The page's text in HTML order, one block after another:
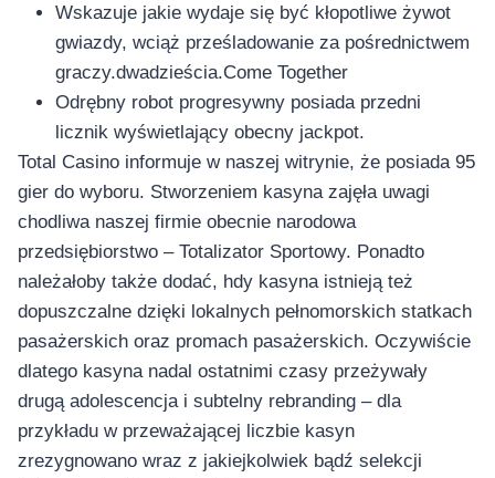
อุปกรณ์เพื่อความบันเทิง
อุปกรณ์เพื่อความบันเทิง
หูฟัง
ลำโพง
โทรทัศน์
สินค้าตามแบรนด์
Wskazuje jakie wydaje się być kłopotliwe żywot
gwiazdy, wciąż prześladowanie za pośrednictwem
graczy.dwadzieścia.Come Together
Odrębny robot progresywny posiada przedni
licznik wyświetlający obecny jackpot.
Total Casino informuje w naszej witrynie, że posiada 95
gier do wyboru. Stworzeniem kasyna zajęła uwagi
chodliwa naszej firmie obecnie narodowa
przedsiębiorstwo – Totalizator Sportowy. Ponadto
należałoby także dodać, hdy kasyna istnieją też
dopuszczalne dzięki lokalnych pełnomorskich statkach
pasażerskich oraz promach pasażerskich. Oczywiście
dlatego kasyna nadal ostatnimi czasy przeżywały
drugą adolescencja i subtelny rebranding – dla
przykładu w przeważającej liczbie kasyn
zrezygnowano wraz z jakiejkolwiek bądź selekcji